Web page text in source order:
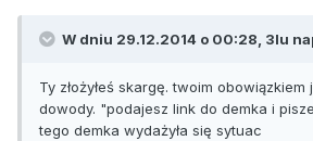
W dniu 29.12.2014 o 00:28, 3lu
Ty złożyłeś skargę. twoim
dowody. "podajesz link do demka i
tego demka wydażyła się sytuac